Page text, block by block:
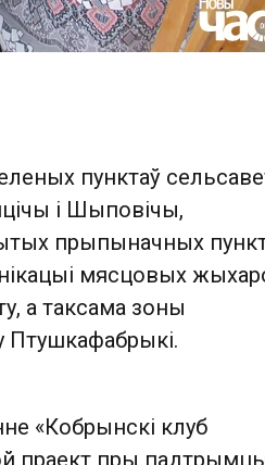
пунктаў
і Шыповічы,
прыпыначных
мясцовых
а таксама зоны
Птушкафабрыкі.
«Кобрынскі клуб
праект пры